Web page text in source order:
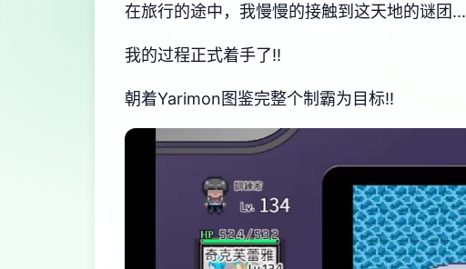
在旅行的途中，我慢慢的接触到这天地的谜团...
我的过程正式着手了!!
朝着Yarimon图鉴完整个制霸为目标!!